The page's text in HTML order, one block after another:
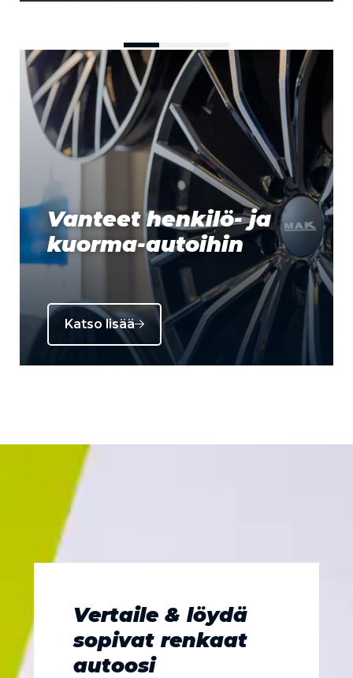
Vanteet henkilö- ja
kuorma-autoihin
Katso lisää
Vertaile & löydä
sopivat renkaat
autoosi